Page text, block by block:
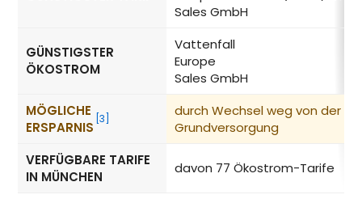
Sales GmbH
GÜNSTIGSTER
ÖKOSTROM
Vattenfall
Europe
Sales GmbH
MÖGLICHE
ERSPARNIS
[3]
durch Wechsel weg von der
Grundversorgung
VERFÜGBARE TARIFE
IN MÜNCHEN
davon 77 Ökostrom-Tarife